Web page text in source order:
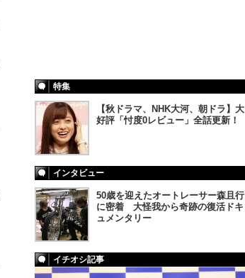
特集
【秋ドラマ、NHK大河、朝ドラ】大
好評「忖度0レビュー」全話更新！
インタビュー
50歳を迎えたオートレーサー森且行
に密着 大怪我から奇跡の復活ドキ
ュメンタリー
イチオシ記事